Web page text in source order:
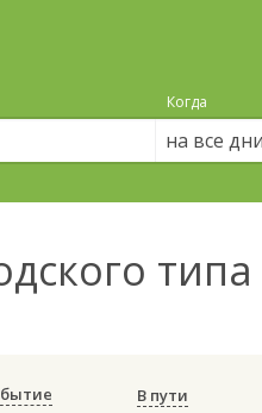
Когда
на все дни
В пути